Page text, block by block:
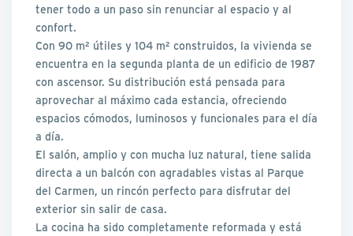
tener todo a un paso sin renunciar al espacio y al
confort.
Con 90 m² útiles y 104 m² construidos, la vivienda se
encuentra en la segunda planta de un edificio de 1987
con ascensor. Su distribución está pensada para
aprovechar al máximo cada estancia, ofreciendo
espacios cómodos, luminosos y funcionales para el día
a día.
El salón, amplio y con mucha luz natural, tiene salida
directa a un balcón con agradables vistas al Parque
del Carmen, un rincón perfecto para disfrutar del
exterior sin salir de casa.
La cocina ha sido completamente reformada y está